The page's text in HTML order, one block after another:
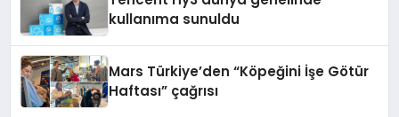
kullanıma sunuldu
Mars Türkiye’den “Köpeğini İşe Götür
Haftası” çağrısı